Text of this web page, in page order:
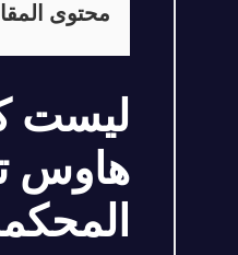
محتوى
ليست
هاوس